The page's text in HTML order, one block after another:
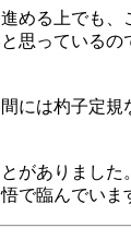
る上でも
っている
は杓子定
ありまし
で臨んでいま